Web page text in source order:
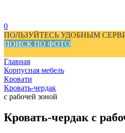
0
ПОЛЬЗУЙТЕСЬ УДОБНЫМ
ПОИСК ПО ФОТО
Главная
Корпусная мебель
Кровати
Кровать-чердак
с рабочей зоной
Кровать-чердак с